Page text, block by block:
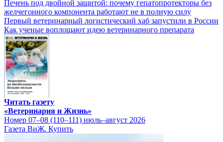
Печень под двойной защитой: почему гепатопротекторы без
желчегонного компонента работают не в полную силу
Первый ветеринарный логистический хаб запустили в России
Как ученые воплощают идею ветеринарного препарата
Читать газету
«Ветеринария и Жизнь»
Номер 07–08 (110–111) июль–август 2026
Газета ВиЖ. Купить